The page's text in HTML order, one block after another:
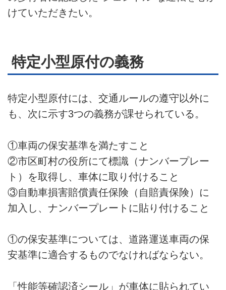
けていただきたい。
特定小型原付の義務
特定小型原付には、交通ルールの遵守以外に
も、次に示す3つの義務が課せられている。
①車両の保安基準を満たすこと
②市区町村の役所にて標識（ナンバープレー
ト）を取得し、車体に取り付けること
③自動車損害賠償責任保険（自賠責保険）に
加入し、ナンバープレートに貼り付けること
①の保安基準については、道路運送車両の保
安基準に適合するものでなければならない。
「性能等確認済シール」が車体に貼られてい